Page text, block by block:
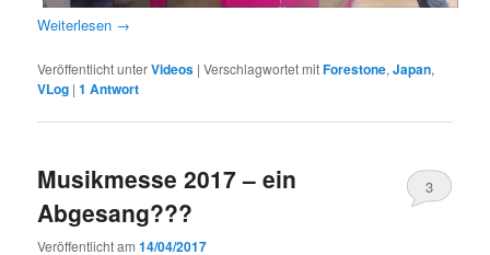
Weiterlesen →
Veröffentlicht unterVideos |Verschlagwortet mitForestone,Japan,
VLog |1 Antwort
Musikmesse 2017 – ein
Abgesang???
Veröffentlicht am14/04/2017
3